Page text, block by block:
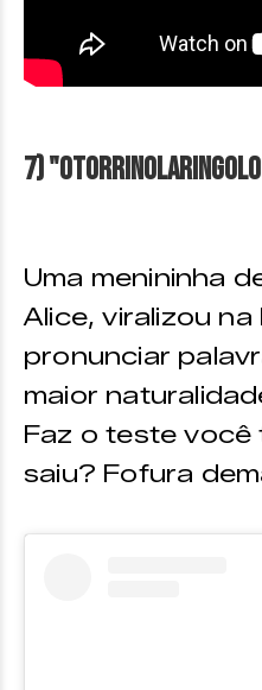
7)
Uma menininha
Alice, viralizou
pronunciar
maior
Faz o teste você
saiu? Fofura